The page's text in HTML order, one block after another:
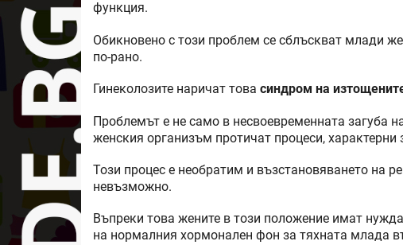
функция.
Обикновено с този проблем се сблъскват млади
по-рано.
Гинеколозите наричат това синдром на
Проблемът е не само в несвоевременната загуба
женския организъм протичат процеси, характерни
Този процес е необратим и възстановяването на
невъзможно.
Въпреки това жените в този положение имат
на нормалния хормонален фон за тяхната млада